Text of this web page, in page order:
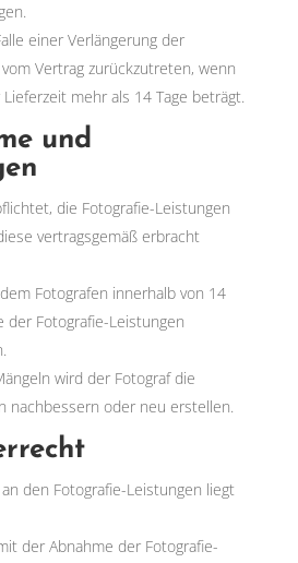
einer Verlängerung der
Vertrag zurückzutreten, wenn
mehr als 14 Tage beträgt.
und
die Fotografie-Leistungen
vertragsgemäß erbracht
Fotografen innerhalb von 14
der Fotografie-Leistungen
wird der Fotograf die
nachbessern oder neu erstellen.
den Fotografie-Leistungen liegt
der Abnahme der Fotografie-